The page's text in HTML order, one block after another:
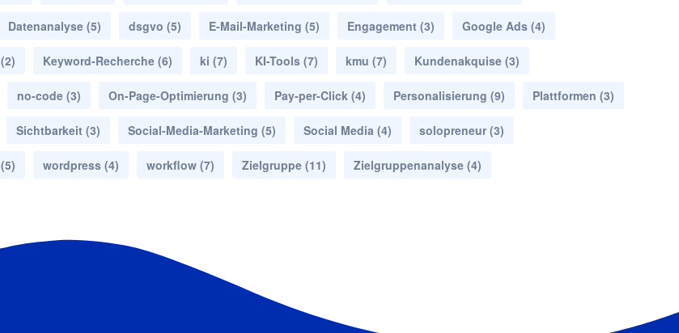
Datenanalyse (5) dsgvo (5) E-Mail-Marketing (5) Engagement (3) Google Ads (4)
(2) Keyword-Recherche (6) ki (7) KI-Tools (7) kmu (7) Kundenakquise (3)
no-code (3) On-Page-Optimierung (3) Pay-per-Click (4) Personalisierung (9) Plattformen (3)
Sichtbarkeit (3) Social-Media-Marketing (5) Social Media (4) solopreneur (3)
(5) wordpress (4) workflow (7) Zielgruppe (11) Zielgruppenanalyse (4)